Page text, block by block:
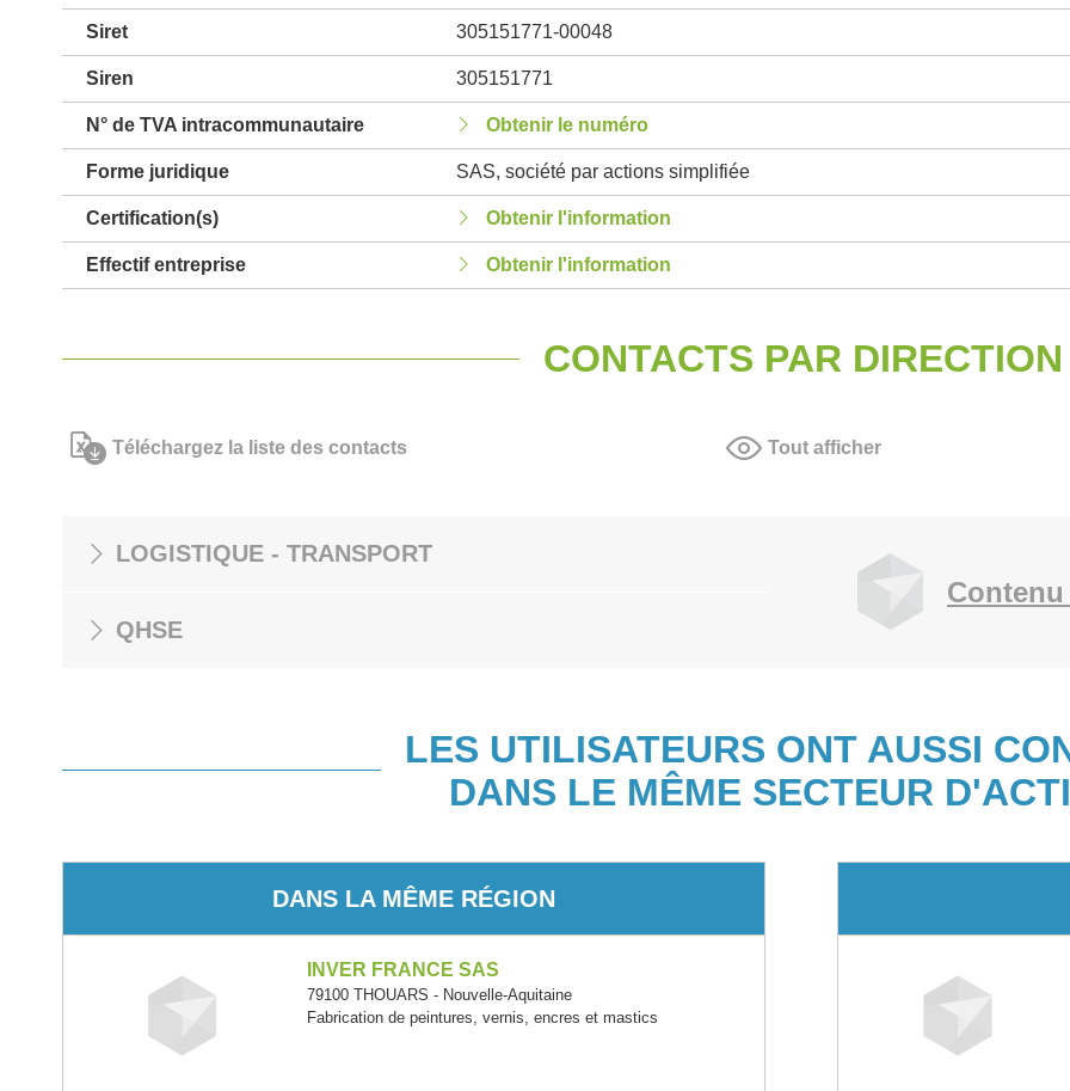
Siret 305151771-00048
Siren 305151771
N° de TVA intracommunautaire Obtenir le numéro
Forme juridique SAS, société par actions simplifiée
Certification(s) Obtenir l'information
Effectif entreprise Obtenir l'information
CONTACTS PAR DIRECTION
Téléchargez la liste des contacts Tout afficher
LOGISTIQUE - TRANSPORT
QHSE
LES UTILISATEURS ONT AUSSI
DANS LE MÊME SECTEUR
DANS LA MÊME RÉGION
INVER FRANCE SAS
79100 THOUARS - Nouvelle-Aquitaine
Fabrication de peintures, vernis, encres et mastics